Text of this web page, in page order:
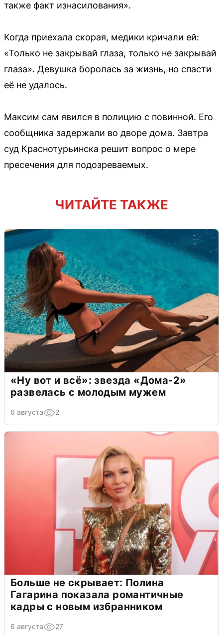
также факт изнасилования».
Когда приехала скорая, медики кричали ей:
«Только не закрывай глаза, только не закрывай
глаза». Девушка боролась за жизнь, но спасти
её не удалось.
Максим сам явился в полицию с повинной. Его
сообщника задержали во дворе дома. Завтра
суд Краснотурьинска решит вопрос о мере
пресечения для подозреваемых.
ЧИТАЙТЕ ТАКЖЕ
«Ну вот и всё»: звезда «Дома-2»
развелась с молодым мужем
6 августа 2
Больше не скрывает: Полина
Гагарина показала романтичные
кадры с новым избранником
6 августа 27